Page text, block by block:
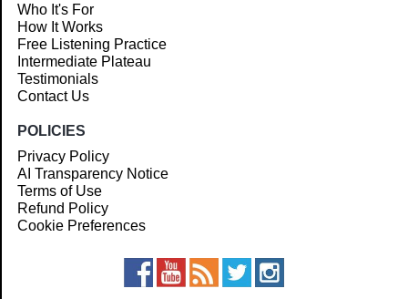
Who It's For
How It Works
Free Listening Practice
Intermediate Plateau
Testimonials
Contact Us
POLICIES
Privacy Policy
AI Transparency Notice
Terms of Use
Refund Policy
Cookie Preferences